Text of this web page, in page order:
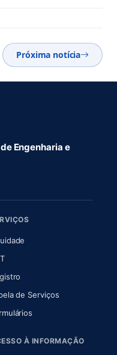
Próxima notícia
Engenharia e
(abre em nova aba)
de Serviços
À INFORMAÇÃO